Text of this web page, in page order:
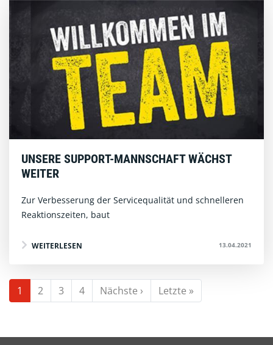
UNSERE SUPPORT-MANNSCHAFT WÄCHST
WEITER
Zur Verbesserung der Servicequalität und schnelleren
Reaktionszeiten, baut
WEITERLESEN 13.04.2021
Seitennummerierung
1 2 3 4 Nächste › Nächste
Seite
Letzte »
Seite